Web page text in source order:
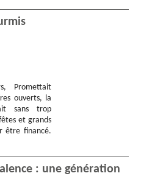
Promettait
ouverts, la
sans trop
et grands
être financé.
: une génération